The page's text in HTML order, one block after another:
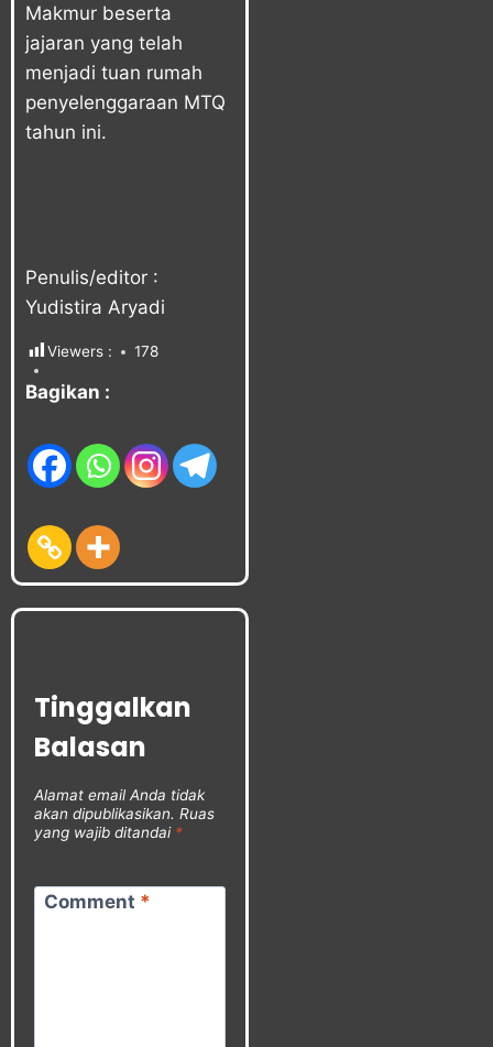
Makmur beserta
jajaran yang telah
menjadi tuan rumah
penyelenggaraan MTQ
tahun ini.
Penulis/editor :
Yudistira Aryadi
Viewers : 178
Bagikan :
Tinggalkan
Balasan
Alamat email Anda tidak
akan dipublikasikan. Ruas
yang wajib ditandai *
Comment *